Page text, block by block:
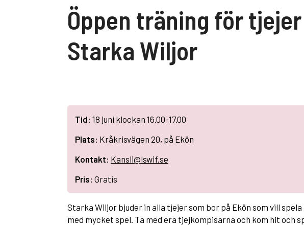
Öppen träning för
Starka Wiljor
Tid: 18 juni klockan 16.00-17.00
Plats: Kråkrisvägen 20, på Ekön
Kontakt: Kansli@lswif.se
Pris: Gratis
Starka Wiljor bjuder in alla tjejer som bor på Ekön som vill
med mycket spel. Ta med era tjejkompisarna och kom hit och